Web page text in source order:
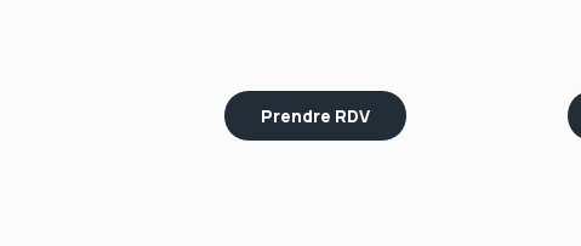
Prendre RDV